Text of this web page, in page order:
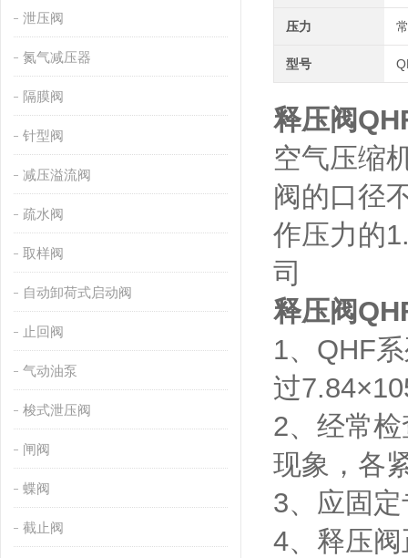
泄压阀
氮气减压器
隔膜阀
针型阀
减压溢流阀
疏水阀
取样阀
自动卸荷式启动阀
止回阀
气动油泵
梭式泄压阀
闸阀
蝶阀
截止阀
压力
型号
释压阀
空气压缩
阀的口径
作压力的
司
释压阀
1、QHF
过
2、经常
现象，各
3、应固
4、释压